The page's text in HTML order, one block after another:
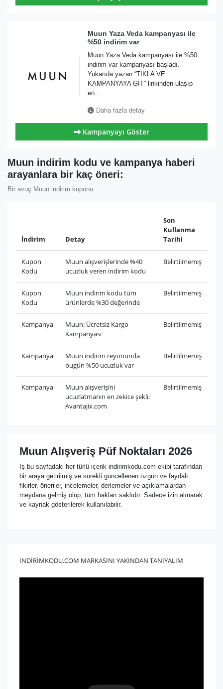
Muun Yaza Veda kampanyası ile
%50 indirim var
Muun Yaza Veda kampanyası ile %50
indirim var kampanyası başladı.
Yukarıda yazan “TIKLA VE
KAMPANYAYA GİT” linkinden ulaşıp
en...
Daha fazla detay
Kampanyayı Göster
Muun indirim kodu ve kampanya haberi
arayanlara bir kaç öneri:
Bir avuç Muun indirim kuponu
İndirim Detay
Son
Kullanma
Tarihi
Kupon
Kodu
Muun alışverişlerinde %40
ucuzluk veren indirim kodu
Belirtilmemiş
Kupon
Kodu
Muun indirim kodu tüm
ürünlerde %30 değerinde
Belirtilmemiş
Kampanya
Muun: Ücretsiz Kargo
Kampanyası
Belirtilmemiş
Kampanya
Muun indirim reyonunda
bugün %50 ucuzluk var
Belirtilmemiş
Kampanya
Muun alışverişini
ucuzlatmanın en zekice şekli:
Avantajix.com
Belirtilmemiş
Muun Alışveriş Püf Noktaları 2026
İş bu sayfadaki her türlü içerik indirimkodu.com ekibi tarafından
bir araya getirilmiş ve sürekli güncellenen özgün ve faydalı
fikirler, öneriler, incelemeler, derlemeler ve açıklamalardan
meydana gelmiş olup, tüm hakları saklıdır. Sadece izin alınarak
ve kaynak gösterilerek kullanılabilir.
İNDİRİMKODU.COM MARKASINI YAKINDAN TANIYALIM